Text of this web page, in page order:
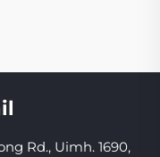
Rd., Uimh. 1690,